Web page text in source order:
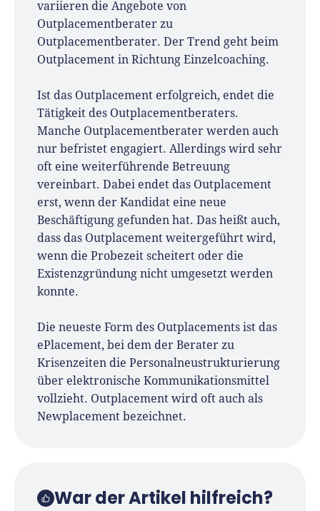
variieren die Angebote von
Outplacementberater zu
Outplacementberater. Der Trend geht beim
Outplacement in Richtung Einzelcoaching.
Ist das Outplacement erfolgreich, endet die
Tätigkeit des Outplacementberaters.
Manche Outplacementberater werden auch
nur befristet engagiert. Allerdings wird sehr
oft eine weiterführende Betreuung
vereinbart. Dabei endet das Outplacement
erst, wenn der Kandidat eine neue
Beschäftigung gefunden hat. Das heißt auch,
dass das Outplacement weitergeführt wird,
wenn die Probezeit scheitert oder die
Existenzgründung nicht umgesetzt werden
konnte.
Die neueste Form des Outplacements ist das
ePlacement, bei dem der Berater zu
Krisenzeiten die Personalneustrukturierung
über elektronische Kommunikationsmittel
vollzieht. Outplacement wird oft auch als
Newplacement bezeichnet.
War der Artikel hilfreich?